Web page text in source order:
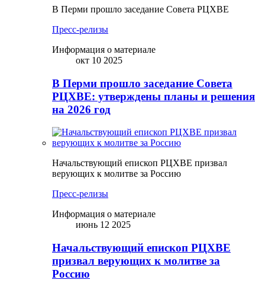
В Перми прошло заседание Совета РЦХВЕ
Пресс-релизы
Информация о материале
окт 10 2025
В Перми прошло заседание Совета
РЦХВЕ: утверждены планы и решения
на 2026 год
Начальствующий епископ РЦХВЕ призвал
верующих к молитве за Россию
Пресс-релизы
Информация о материале
июнь 12 2025
Начальствующий епископ РЦХВЕ
призвал верующих к молитве за
Россию